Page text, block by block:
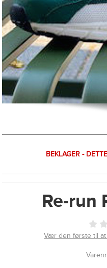
BEKLAGER -
Re-run
Vær den første til